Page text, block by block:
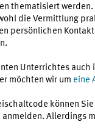
thematisiert
die Vermittlung
persönlichen
Unterrichtes auch
möchten wir um eine
können
anmelden. Allerdings